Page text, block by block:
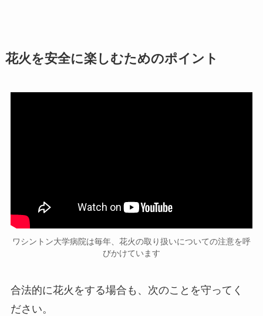
花火を安全に楽しむためのポイント
ワシントン大学病院は毎年、花火の取り扱いについての注意を呼
びかけています
合法的に花火をする場合も、次のことを守ってく
ださい。